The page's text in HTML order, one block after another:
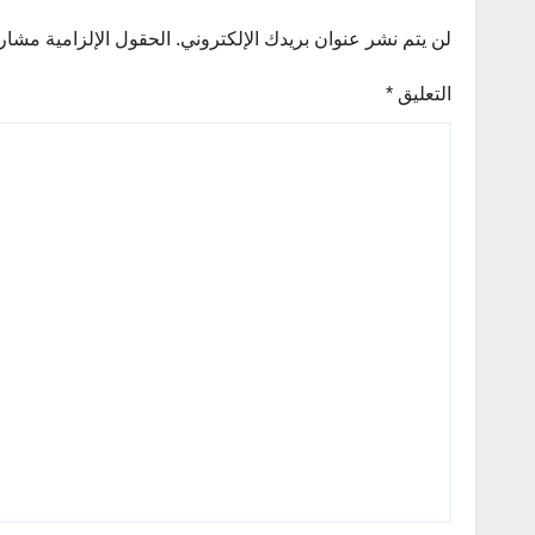
لن يتم نشر عنوان بريدك الإلكتروني. الحقول الإلزامية مشار
التعليق *